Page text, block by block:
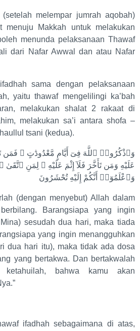
melempar jumrah aqobah)
menuju Makkah untuk melakukan
menunda pelaksanaan Thawaf
dari Nafar Awwal dan atau Nafar
sama dengan pelaksanaan
yaitu thawaf mengelilingi ka’bah
melakukan shalat 2 rakaat di
melakukan sa’i antara shofa –
tsani (kedua).
وَٱذْكُرُوا۟ ٱللَّهَ فِىٓ أَيَّامٍ مَّعْدُودَٰتٍ ۚ فَمَن
عَلَيْهِ وَمَن تَأَخَّرَ فَلَآ إِثْمَ عَلَيْهِ ۚ لِمَنِ
وَٱعْلَمُوٓا۟ أَنَّكُمْ إِلَيْهِ تُحْشَرُونَ
(dengan menyebut) Allah dalam
Barangsiapa yang ingin
sesudah dua hari, maka tiada
yang ingin menangguhkan
dua hari itu), maka tidak ada dosa
yang bertakwa. Dan bertakwalah
bahwa kamu akan
ifadhah sebagaimana di atas,